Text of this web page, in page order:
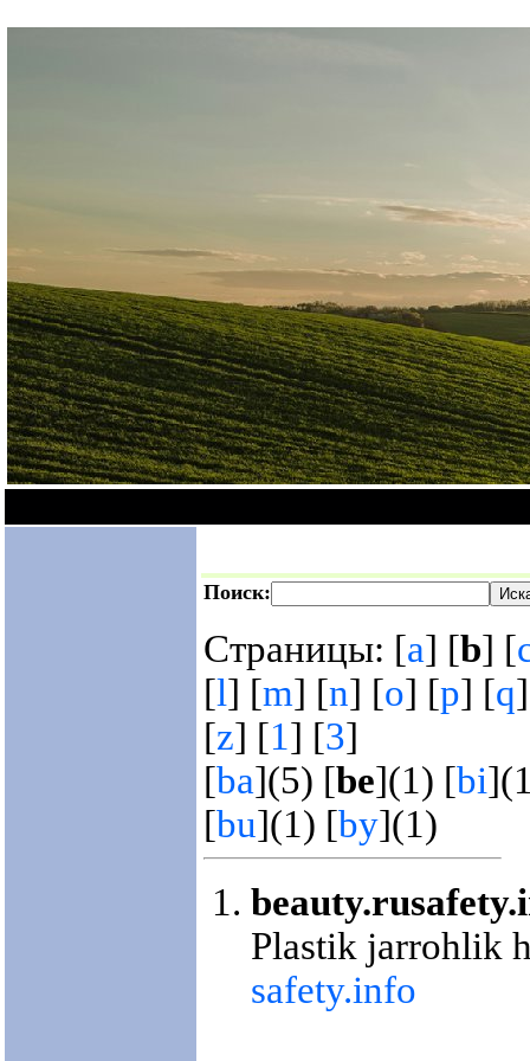
Поиск:
Страницы: [a] [b] [
[l] [m] [n] [o] [p] [q
[z] [1] [3]
[ba](5) [be](1) [bi
[bu](1) [by](1)
Plastik jarrohlik
safety.info